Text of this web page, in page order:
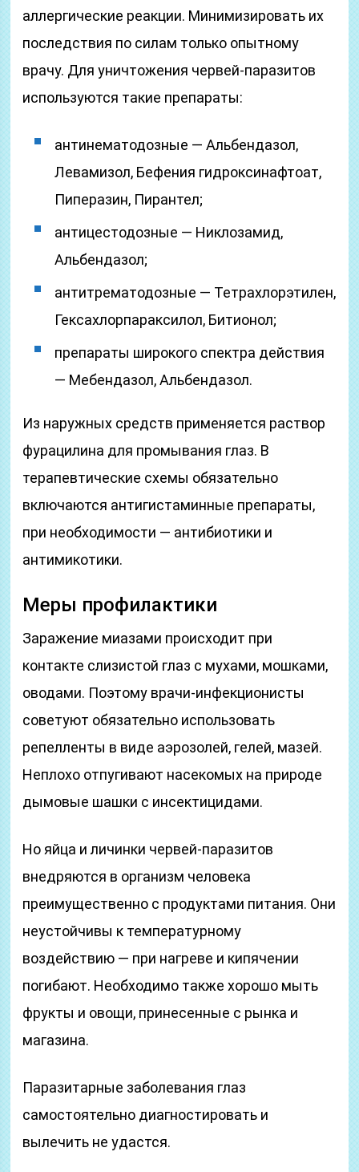
аллергические реакции. Минимизировать их
последствия по силам только опытному
врачу. Для уничтожения червей-паразитов
используются такие препараты:
антинематодозные — Альбендазол,
Левамизол, Бефения гидроксинафтоат,
Пиперазин, Пирантел;
антицестодозные — Никлозамид,
Альбендазол;
антитрематодозные — Тетрахлорэтилен,
Гексахлорпараксилол, Битионол;
препараты широкого спектра действия
— Мебендазол, Альбендазол.
Из наружных средств применяется раствор
фурацилина для промывания глаз. В
терапевтические схемы обязательно
включаются антигистаминные препараты,
при необходимости — антибиотики и
антимикотики.
Меры профилактики
Заражение миазами происходит при
контакте слизистой глаз с мухами, мошками,
оводами. Поэтому врачи-инфекционисты
советуют обязательно использовать
репелленты в виде аэрозолей, гелей, мазей.
Неплохо отпугивают насекомых на природе
дымовые шашки с инсектицидами.
Но яйца и личинки червей-паразитов
внедряются в организм человека
преимущественно с продуктами питания. Они
неустойчивы к температурному
воздействию — при нагреве и кипячении
погибают. Необходимо также хорошо мыть
фрукты и овощи, принесенные с рынка и
магазина.
Паразитарные заболевания глаз
самостоятельно диагностировать и
вылечить не удастся.